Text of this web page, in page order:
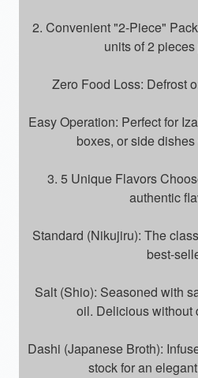
2. Convenient "2-Piece"
units of 2
Zero Food Loss: Defrost
Easy Operation: Perfect for
boxes, or side
3. 5 Unique Flavors
authentic
Standard (Nikujiru): The
best-
Salt (Shio): Seasoned with
oil. Delicious without
Dashi (Japanese Broth):
stock for an